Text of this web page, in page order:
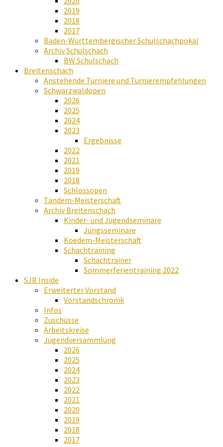
2019
2018
2017
Baden-Württembergischer Schulschachpokal
Archiv Schulschach
BW Schulschach
Breitenschach
Anstehende Turniere und Turnierempfehlungen
Schwarzwaldopen
2026
2025
2024
2023
Ergebnisse
2022
2021
2019
2018
Schlossopen
Tandem-Meisterschaft
Archiv Breitenschach
Kinder- und Jugendseminare
Jungsseminare
Koedem-Meisterschaft
Schachtraining
Schachtrainer
Sommerferientraining 2022
SJB Inside
Erweiterter Vorstand
Vorstandschronik
Infos
Zuschüsse
Arbeitskreise
Jugendversammlung
2026
2025
2024
2023
2022
2021
2020
2019
2018
2017